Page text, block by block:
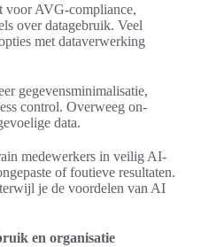
voor AVG-compliance,
over datagebruik. Veel
met dataverwerking
gegevensminimalisatie,
control. Overweeg on-
data.
medewerkers in veilig AI-
of foutieve resultaten.
je de voordelen van AI
en organisatie